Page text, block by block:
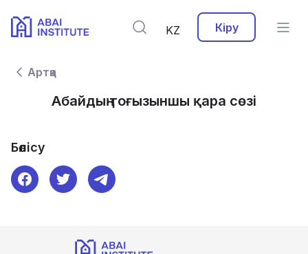
KZ Кіру
Артқа
Абайдың тоғызыншы қара сөзі
Бөлісу